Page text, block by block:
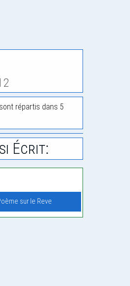
répartis dans 5
Écrit:
sur le Reve